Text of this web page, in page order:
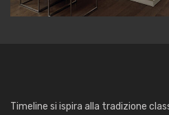
Timeline si ispira alla tradizione